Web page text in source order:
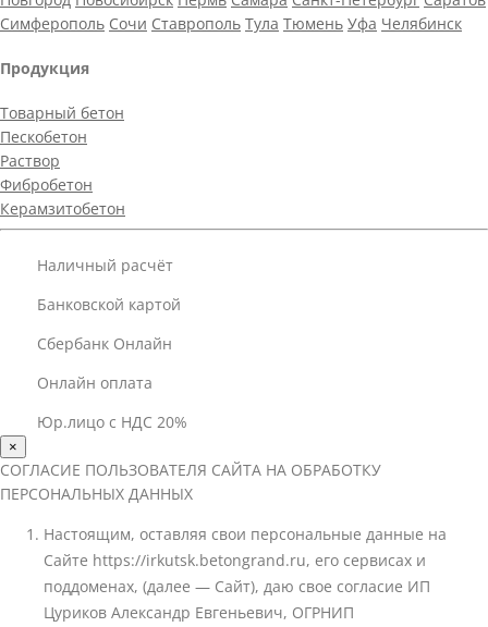
Симферополь Сочи Ставрополь Тула Тюмень Уфа Челябинск
Продукция
Товарный бетон
Пескобетон
Раствор
Фибробетон
Керамзитобетон
Наличный расчёт
Банковской картой
Сбербанк Онлайн
Онлайн оплата
Юр.лицо с НДС 20%
×
СОГЛАСИЕ ПОЛЬЗОВАТЕЛЯ САЙТА НА ОБРАБОТКУ
ПЕРСОНАЛЬНЫХ ДАННЫХ
Настоящим, оставляя свои персональные данные на
Сайте https://irkutsk.betongrand.ru, его сервисах и
поддоменах, (далее — Сайт), даю свое согласие ИП
Цуриков Александр Евгеньевич, ОГРНИП